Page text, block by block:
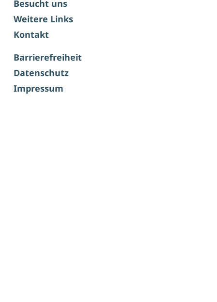
Besucht uns
Weitere Links
Kontakt
Barrierefreiheit
Datenschutz
Impressum